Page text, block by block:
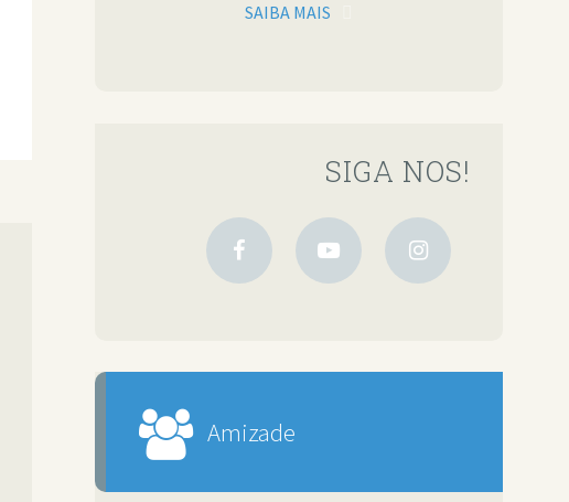
SAIBA MAIS
SIGA NOS!
Amizade